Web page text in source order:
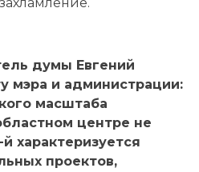
думы Евгений
мэра и администрации:
масштаба
центре не
характеризуется
проектов,